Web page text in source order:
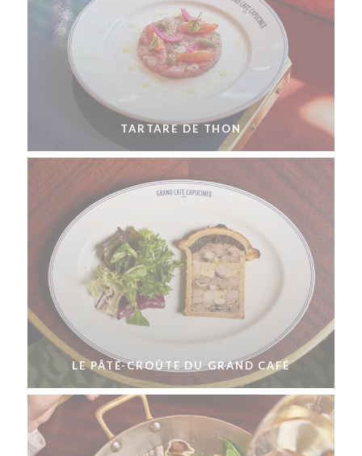
TARTARE DE THON
LE PÂTÉ-CROÛTE DU GRAND CAFÉ